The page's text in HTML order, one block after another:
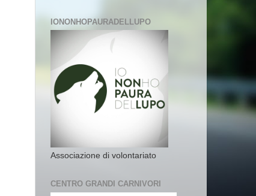
IONONHOPAURADELLUPO
Associazione di volontariato
CENTRO GRANDI CARNIVORI